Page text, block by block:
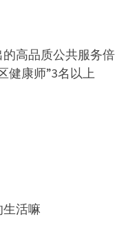
高品质公共服务倍
健康师”3名以上
活嘛